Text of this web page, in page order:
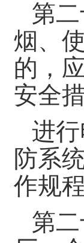
第
烟、
的，
安全
进
防系
作规程
第